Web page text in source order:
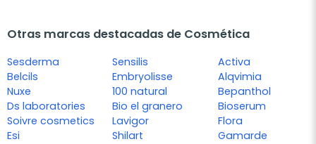
Otras marcas destacadas de Cosmética
Sesderma
Belcils
Nuxe
Ds laboratories
Soivre cosmetics
Esi
Sensilis
Embryolisse
100 natural
Bio el granero
Lavigor
Shilart
Activa
Alqvimia
Bepanthol
Bioserum
Flora
Gamarde